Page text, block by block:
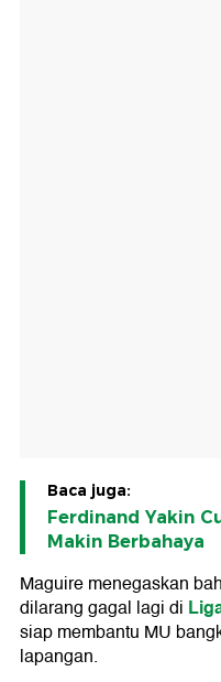
Baca juga:
Ferdinand Yakin
Makin Berbahaya
Maguire menegaskan
dilarang gagal lagi di
siap membantu MU
lapangan.